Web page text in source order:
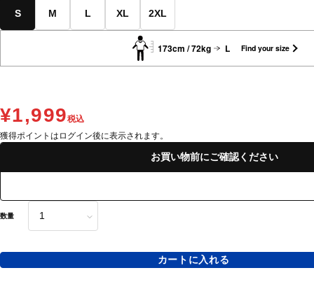
S M L XL 2XL
173cm / 72kg L Find your size
¥1,999税込
獲得ポイントはログイン後に表示されます。
お買い物前にご確認ください
数量
カートに入れる